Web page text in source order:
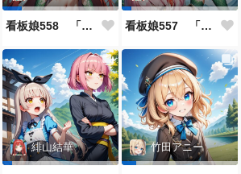
看板娘558 「緋山結華」キャラクター紹介 看板娘557 「其々の再会」
緋山結華 竹田アニー